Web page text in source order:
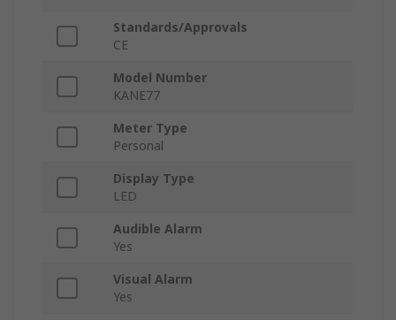
Standards/Approvals
CE
Model Number
KANE77
Meter Type
Personal
Display Type
LED
Audible Alarm
Yes
Visual Alarm
Yes